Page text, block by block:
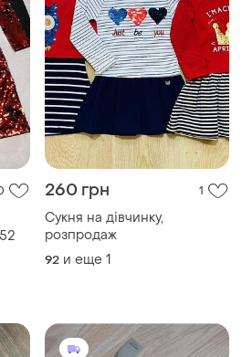
260 грн 1
Сукня на дівчинку,
розпродаж
92 и еще 1